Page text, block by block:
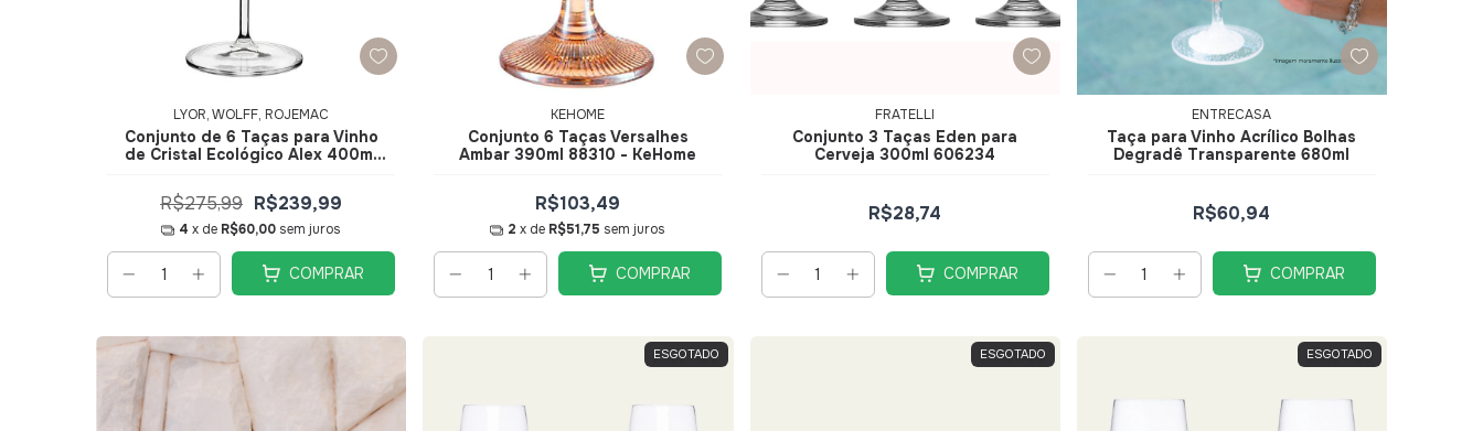
LYOR, WOLFF, ROJEMAC
Conjunto de 6 Taças para Vinho
de Cristal Ecológico Alex 400ml
R$275,99 R$239,99
4 x de R$60,00 sem juros
COMPRAR
KEHOME
Conjunto 6 Taças Versalhes
Ambar 390ml 88310 - KeHome
R$103,49
2 x de R$51,75 sem juros
COMPRAR
FRATELLI
Conjunto 3 Taças Eden para
Cerveja 300ml 606234
R$28,74
COMPRAR
ENTRECASA
Taça para Vinho Acrílico Bolhas
Degradê Transparente 680ml
R$60,94
COMPRAR
ESGOTADO ESGOTADO ESGOTADO